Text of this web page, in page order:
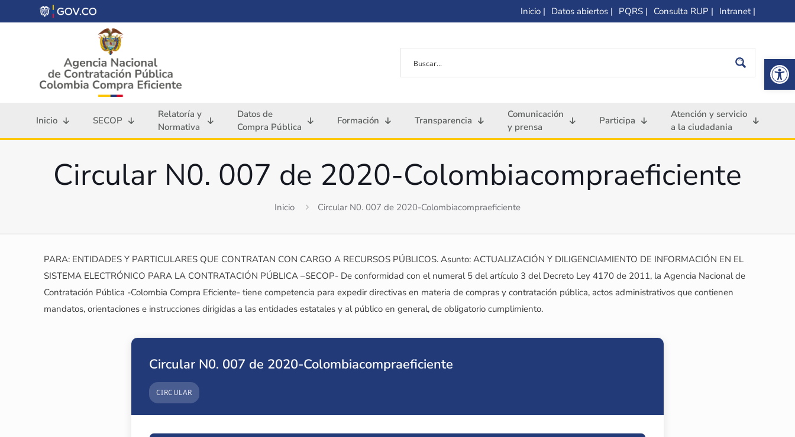
Inicio | Datos abiertos | PQRS | Consulta RUP | Intranet |
Inicio SECOP
Relatoría y
Normativa
Datos de
Compra Pública
Formación Transparencia
Comunicación
y prensa
Participa
Atención y servicio
a la ciudadania
Circular N0. 007 de 2020-Colombiacompraeficiente
Inicio Circular N0. 007 de 2020-Colombiacompraeficiente
PARA: ENTIDADES Y PARTICULARES QUE CONTRATAN CON CARGO A RECURSOS PÚBLICOS. Asunto: ACTUALIZACIÓN Y DILIGENCIAMIENTO DE INFORMACIÓN EN EL
SISTEMA ELECTRÓNICO PARA LA CONTRATACIÓN PÚBLICA –SECOP- De conformidad con el numeral 5 del artículo 3 del Decreto Ley 4170 de 2011, la Agencia Nacional de
Contratación Pública -Colombia Compra Eficiente- tiene competencia para expedir directivas en materia de compras y contratación pública, actos administrativos que contienen
mandatos, orientaciones e instrucciones dirigidas a las entidades estatales y al público en general, de obligatorio cumplimiento.
Circular N0. 007 de 2020-Colombiacompraeficiente
CIRCULAR